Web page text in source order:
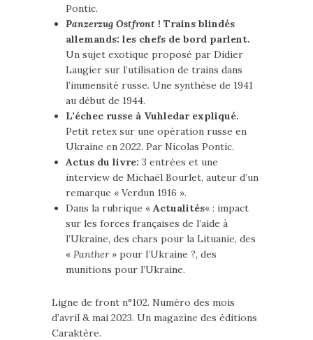
Pontic.
Panzerzug Ostfront ! Trains blindés
allemands: les chefs de bord parlent.
Un sujet exotique proposé par Didier
Laugier sur l’utilisation de trains dans
l’immensité russe. Une synthèse de 1941
au début de 1944.
L’échec russe à Vuhledar expliqué.
Petit retex sur une opération russe en
Ukraine en 2022. Par Nicolas Pontic.
Actus du livre: 3 entrées et une
interview de Michaël Bourlet, auteur d’un
remarque « Verdun 1916 ».
Dans la rubrique « Actualités« : impact
sur les forces françaises de l’aide à
l’Ukraine, des chars pour la Lituanie, des
« Panther» pour l’Ukraine ?, des
munitions pour l’Ukraine.
Ligne de front n°102. Numéro des mois
d’avril & mai 2023. Un magazine des éditions
Caraktère.